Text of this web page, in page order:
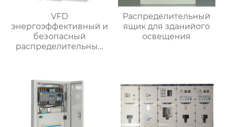
VFD
энергоэффективный и
безопасный
распределительный
Распределительный
ящик для зданийого
освещения